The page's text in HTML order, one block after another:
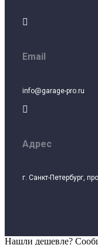

Email
info@garage-pro.ru

Адрес
г. Санкт-Петербург,
Нашли дешевле?